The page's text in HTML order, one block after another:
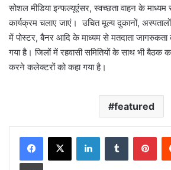
सोशल मीडिया इन्फल्यूएंसर, स्वच्छता वाहन के माध्यम
कार्यक्रम चलाए जाएं। उचित मूल्य दुकानों,
में पोस्टर, बैनर आदि के माध्यम से मतदाता जागरुकता
गया है। जिलों में रहवासी समितियों के साथ भी बैठक
करने कलेक्टरों को कहा गया है।
featured
LinkedInTumblr
Print